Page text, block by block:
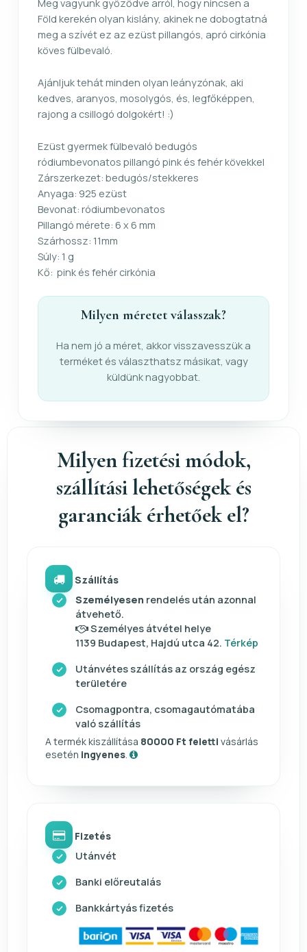
Meg vagyunk győződve arról, hogy nincsen a
Föld kerekén olyan kislány, akinek ne dobogtatná
meg a szívét ez az ezüst pillangós, apró cirkónia
köves fülbevaló.
Ajánljuk tehát minden olyan leányzónak, aki
kedves, aranyos, mosolygós, és, legfőképpen,
rajong a csillogó dolgokért! :)
Ezüst gyermek fülbevaló bedugós
ródiumbevonatos pillangó pink és fehér kövekkel
Zárszerkezet: bedugós/stekkeres
Anyaga: 925 ezüst
Bevonat: ródiumbevonatos
Pillangó mérete: 6 x 6 mm
Szárhossz: 11mm
Súly: 1 g
Kő: pink és fehér cirkónia
Milyen méretet válasszak?
Ha nem jó a méret, akkor visszavesszük a
terméket és választhatsz másikat, vagy
küldünk nagyobbat.
Milyen fizetési módok,
szállítási lehetőségek és
garanciák érhetőek el?
Szállítás
Személyesen rendelés után azonnal
átvehető.
Személyes átvétel helye
1139 Budapest, Hajdú utca 42. Térkép
Utánvétes szállítás az ország egész
területére
Csomagpontra, csomagautómatába
való szállítás
A termék kiszállítása 80000 Ft feletti vásárlás
esetén ingyenes.
Fizetés
Utánvét
Banki előreutalás
Bankkártyás fizetés